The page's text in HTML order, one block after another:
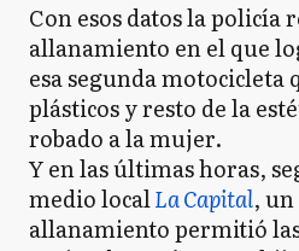
Con esos datos la policía
allanamiento en el que
esa segunda motocicleta
plásticos y resto de la
robado a la mujer.
Y en las últimas horas,
medio localLa Capital,
allanamiento permitió